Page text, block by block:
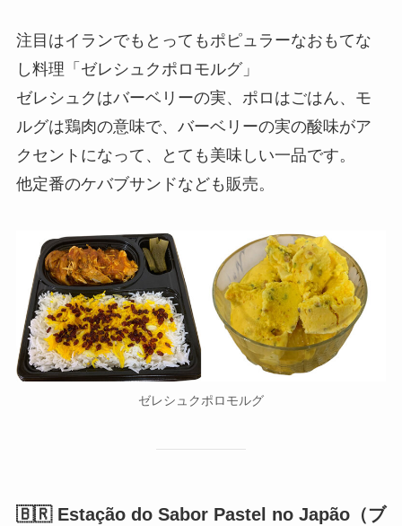
注目はイランでもとってもポピュラーなおもてな
し料理「ゼレシュクポロモルグ」
ゼレシュクはバーベリーの実、ポロはごはん、モ
ルグは鶏肉の意味で、バーベリーの実の酸味がア
クセントになって、とても美味しい一品です。
他定番のケバブサンドなども販売。
ゼレシュクポロモルグ
🇧🇷 Estação do Sabor Pastel no Japão（ブ